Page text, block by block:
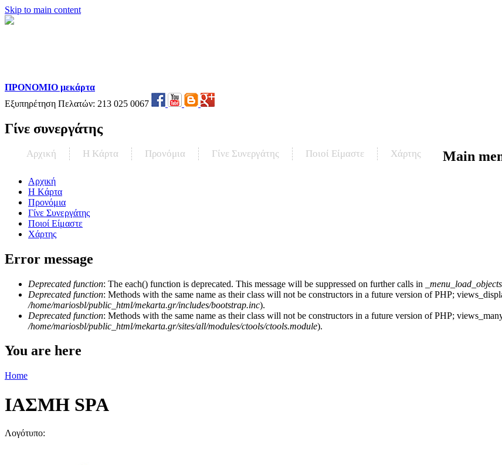
Skip to main content
ΠΡΟΝΟΜΙΟ μεκάρτα
Εξυπηρέτηση Πελατών: 213 025 0067
Γίνε συνεργάτης
Αρχική Η Kάρτα Προνόμια Γίνε Συνεργάτης Ποιοί Είμαστε Χάρτης Main
Αρχική
Η Kάρτα
Προνόμια
Γίνε Συνεργάτης
Ποιοί Είμαστε
Χάρτης
Error message
Deprecated function: The each() function is deprecated. This message will be suppressed on further calls in
Deprecated function: Methods with the same name as their class will not be constructors in a future version of PHP;
/home/mariosbl/public_html/mekarta.gr/includes/bootstrap.inc).
Deprecated function: Methods with the same name as their class will not be constructors in a future version of PHP;
/home/mariosbl/public_html/mekarta.gr/sites/all/modules/ctools/ctools.module).
You are here
Home
ΙΑΣΜΗ SPA
Λογότυπο: